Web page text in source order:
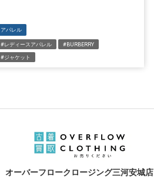
アパレル
#レディースアパレル #BURBERRY
#ジャケット
オーバーフロークロージング三河安城店